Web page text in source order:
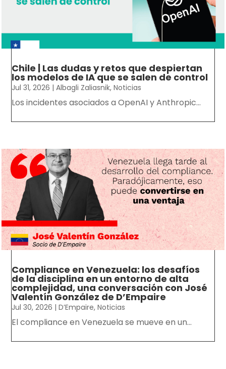
Chile | Las dudas y retos que despiertan
los modelos de IA que se salen de control
Jul 31, 2026 |Albagli Zaliasnik,Noticias
Los incidentes asociados a OpenAI y Anthropic...
Compliance en Venezuela: los desafíos
de la disciplina en un entorno de alta
complejidad, una conversación con José
Valentín González de D’Empaire
Jul 30, 2026 |D’Empaire,Noticias
El compliance en Venezuela se mueve en un...